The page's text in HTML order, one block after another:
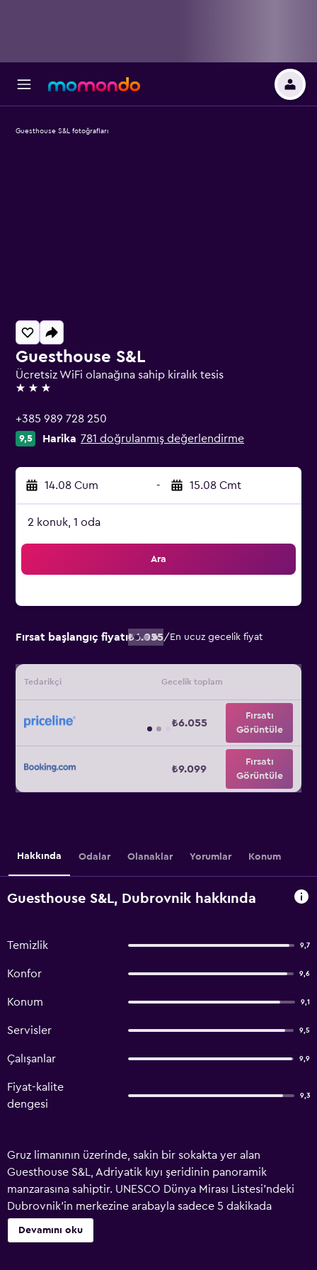
Guesthouse S&L
Ücretsiz WiFi olanağına sahip kiralık tesis
3 yıldız
+385 989 728 250
9,5 Harika 781 doğrulanmış değerlendirme
14.08 Cum - 15.08 Cmt
2 konuk, 1 oda
Ara
Fırsat başlangıç fiyatı₺6.055/ En ucuz gecelik fiyat
Tedarikçi Gecelik toplam
₺6.055
Fırsatı
Görüntüle
₺9.099
Fırsatı
Görüntüle
Guesthouse S&L fotoğrafları
Hakkında Odalar Olanaklar Yorumlar Konum
Guesthouse S&L, Dubrovnik hakkında
Temizlik 9,7
Konfor 9,6
Konum 9,1
Servisler 9,5
Çalışanlar 9,9
Fiyat-kalite
dengesi
9,3
Gruz limanının üzerinde, sakin bir sokakta yer alan
Guesthouse S&L, Adriyatik kıyı şeridinin panoramik
manzarasına sahiptir. UNESCO Dünya Mirası Listesi'ndeki
Dubrovnik'in merkezine arabayla sadece 5 dakikada
ulaşılabilir. S&L'nin tüm odalarında klima, oturma alanı ve
parke zeminler vardır. Bazı odalar plaj ve deniz
Devamını oku